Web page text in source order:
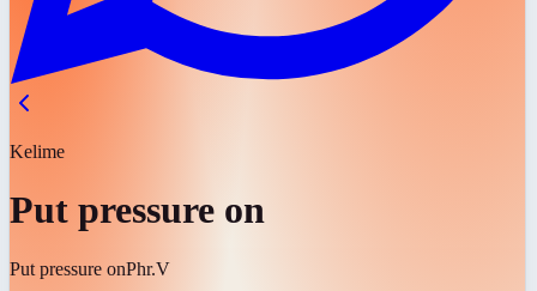
Kelime
Put pressure on
Put pressure onPhr.V